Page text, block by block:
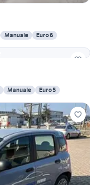
Manuale
Euro 6
Manuale Euro 5